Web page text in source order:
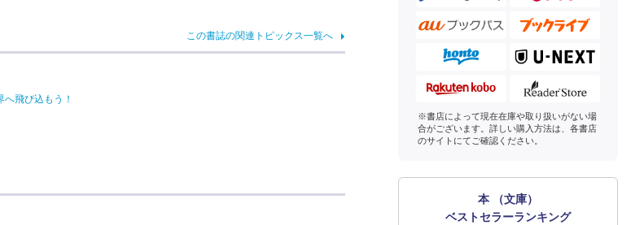
この書誌の関連トピックス一覧へ
飛び込もう！
※書店によって現在在庫や取り扱いがない場
合がございます。詳しい購入方法は、各書店
のサイトにてご確認ください。
本 （文庫）
ベストセラーランキング